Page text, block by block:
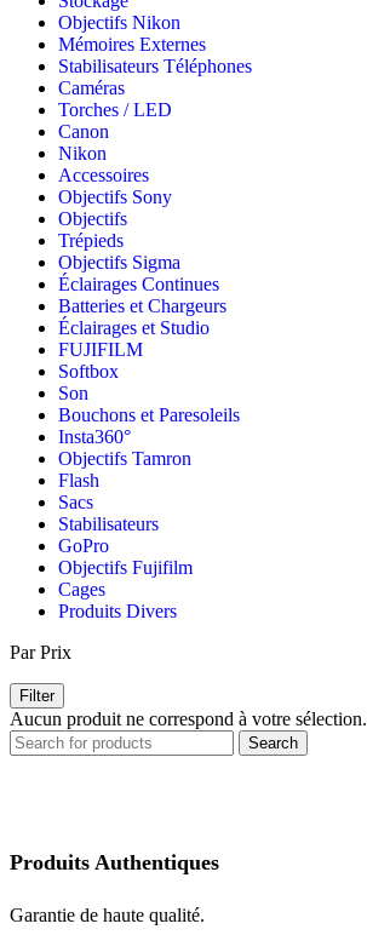
Objectifs Nikon
Mémoires Externes
Stabilisateurs Téléphones
Caméras
Torches / LED
Canon
Nikon
Accessoires
Objectifs Sony
Objectifs
Trépieds
Objectifs Sigma
Éclairages Continues
Batteries et Chargeurs
Éclairages et Studio
FUJIFILM
Softbox
Son
Bouchons et Paresoleils
Insta360°
Objectifs Tamron
Flash
Sacs
Stabilisateurs
GoPro
Objectifs Fujifilm
Cages
Produits Divers
Par Prix
Filter
Aucun produit ne correspond à votre sélection.
Search
Produits Authentiques
Garantie de haute qualité.